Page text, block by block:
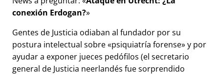
conexión Erdogan?
Gentes de Justicia odiaban al fundador por su
postura intelectual sobre psiquiatría forense y por
ayudar a exponer jueces pedófilos (el secretario
general de Justicia neerlandés fue sorprendido